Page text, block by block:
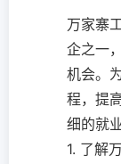
万家寨
企之一
机会。
程，提
细的就
1. 了解